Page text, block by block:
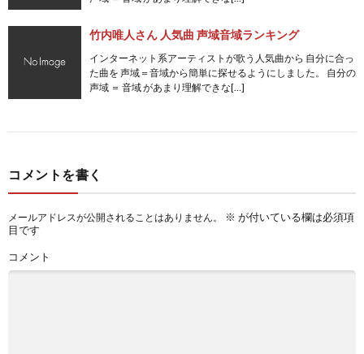
竹内唯人さん 人気曲 声域音域ランキング
インターネット系アーティストが歌う人気曲から 自分に合っ
た曲を 声域＝音域から簡単に探せるようにしました。 自分の
声域 ＝ 音域 があまり理解できな[…]
コメントを書く
メールアドレスが公開されることはありません。 ※ が付いている欄は必須項
目です
コメント